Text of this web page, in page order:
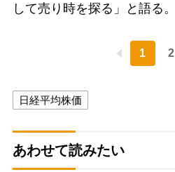
して売り時を探る」と語る。
1 2
日経平均株価
あわせて読みたい